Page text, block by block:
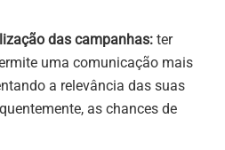
das campanhas: ter
uma comunicação mais
a relevância das suas
as chances de